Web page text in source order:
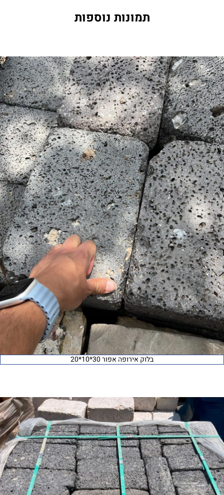
תמונות נוספות
בלוק אירופה אפור 30*10*20